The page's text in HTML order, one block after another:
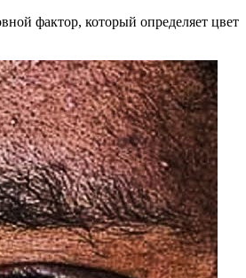
фактор, который определяет цвет